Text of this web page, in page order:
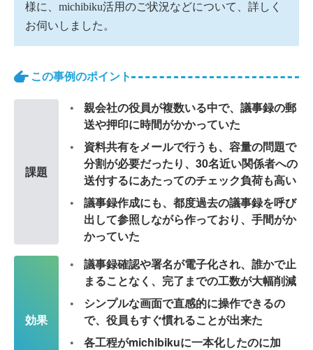
様に、michibiku活用のご状況などについて、詳しく
お伺いしました。
この事例のポイント
課題
親会社の役員が複数いる中で、議事録の郵
送や押印に時間がかかっていた
資料共有をメールで行うも、容量の問題で
分割が必要だったり、30名近い関係者への
送付するにあたってのチェック負荷も高い
議事録作成にも、都度過去の議事録を呼び
出して参照しながら作っており、手間がか
かっていた
効果
議事録確認や署名が電子化され、誰かで止
まることなく、完了までの工数が大幅削減
シンプルな画面で直感的に操作できるの
で、役員もすぐ慣れることが出来た
各工程がmichibikuに一本化したのに加